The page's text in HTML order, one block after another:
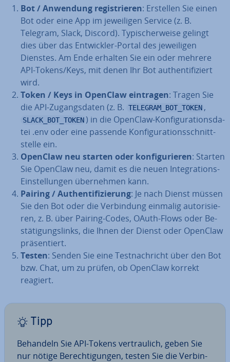
Bot / Anwendung re­gis­trie­ren: Erstellen Sie einen
Bot oder eine App im je­wei­li­gen Service (z. B.
Telegram, Slack, Discord). Ty­pi­scher­wei­se gelingt
dies über das Ent­wick­ler-Portal des je­wei­li­gen
Dienstes. Am Ende erhalten Sie ein oder mehrere
API-Tokens/Keys, mit denen Ihr Bot au­then­ti­fi­ziert
wird.
Token / Keys in OpenClaw eintragen: Tragen Sie
die API-Zu­gangs­da­ten (z. B. TELEGRAM_BOT_TOKEN ,
SLACK_BOT_TOKEN ) in die OpenClaw-Kon­fi­gu­ra­ti­ons­da­
tei .env oder eine passende Kon­fi­gu­ra­ti­ons­schnitt­
stel­le ein.
OpenClaw neu starten oder kon­fi­gu­rie­ren: Starten
Sie OpenClaw neu, damit es die neuen In­te­gra­ti­ons-
Ein­stel­lun­gen über­neh­men kann.
Pairing / Au­then­ti­fi­zie­rung: Je nach Dienst müssen
Sie den Bot oder die Ver­bin­dung einmalig au­to­ri­sie­
ren, z. B. über Pairing-Codes, OAuth-Flows oder Be­
stä­ti­gungs­links, die Ihnen der Dienst oder OpenClaw
prä­sen­tiert.
Testen: Senden Sie eine Test­nach­richt über den Bot
bzw. Chat, um zu prüfen, ob OpenClaw korrekt
reagiert.
Tipp
Behandeln Sie API-Tokens ver­trau­lich, geben Sie
nur nötige Be­rech­ti­gun­gen, testen Sie die Ver­bin­